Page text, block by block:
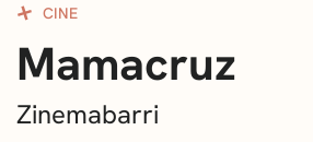
NOTICIAS
GETXO KULTURA
CINE
Mamacruz
Zinemabarri